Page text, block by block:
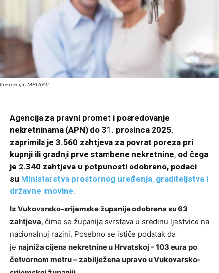
Ilustracija: MPUGDI
Agencija za pravni promet i posredovanje
nekretninama (APN) do 31. prosinca 2025.
zaprimila je 3.560 zahtjeva za povrat poreza pri
kupnji ili gradnji prve stambene nekretnine, od čega
je 2.340 zahtjeva u potpunosti odobreno, podaci
su Ministarstva prostornog uređenja, graditeljstva i
državne imovine.
Iz Vukovarsko-srijemske županije odobrena su 63
zahtjeva, čime se županija svrstava u sredinu ljestvice na
nacionalnoj razini. Posebno se ističe podatak da
je najniža cijena nekretnine u Hrvatskoj – 103 eura po
četvornom metru – zabilježena upravo u Vukovarsko-